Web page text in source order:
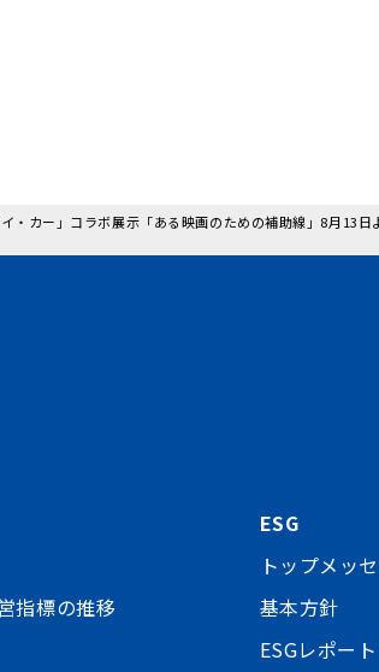
・カー」コラボ展示「ある映画のための補助線」8月13日
指標の推移
ESG
トップメッ
基本方針
ESGレポート